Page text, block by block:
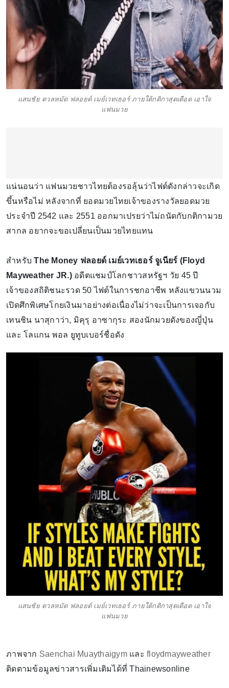
แสนชัย ดวลหมัด ฟลอยด์ เมย์เวทเธอร์ ภายใต้กติกาสุดเดือด เอาใจ
แฟนมวย
แน่นอนว่า แฟนมวยชาวไทยต้องรอลุ้นว่าไฟต์ดังกล่าวจะเกิด
ขึ้นหรือไม่ หลังจากที่ ยอดมวยไทยเจ้าของรางวัลยอดมวย
ประจำปี 2542 และ 2551 ออกมาเปรยว่าไม่ถนัดกับกติกามวย
สากล อยากจะขอเปลี่ยนเป็นมวยไทยแทน
สำหรับThe Money ฟลอยด์ เมย์เวทเธอร์ จูเนียร์ (Floyd
Mayweather JR.)อดีตแชมป์โลกชาวสหรัฐฯ วัย 45 ปี
เจ้าของสถิติชนะรวด 50 ไฟต์ในการชกอาชีพ หลังแขวนนวม
เปิดศึกพิเศษโกยเงินมาอย่างต่อเนื่องไม่ว่าจะเป็นการเจอกับ
เทนชิน นาสุกาว่า, มิคุรุ อาซากุระ สองนักมวยดังของญี่ปุ่น
และ โลแกน พอล ยูทูบเบอร์ชื่อดัง
แสนชัย ดวลหมัด ฟลอยด์ เมย์เวทเธอร์ ภายใต้กติกาสุดเดือด เอาใจ
แฟนมวย
ภาพจาก Saenchai Muaythaigymและ floydmayweather
ติดตามข้อมูลข่าวสารเพิ่มเติมได้ที่ Thainewsonline